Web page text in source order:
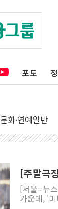
포토
문화·연예일반
[주말극
[서울=뉴
가운데, '